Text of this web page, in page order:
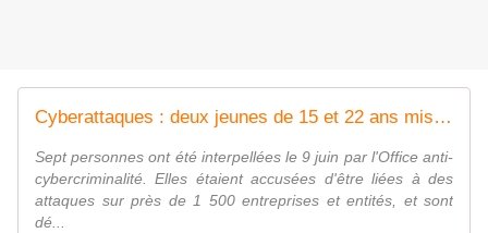
Cyberattaques : deux jeunes de 15 et 22 ans mis en examen, soupçonnés d'appartenir au groupe cybercriminel "Dumpsec"
Sept personnes ont été interpellées le 9 juin par l'Office anti-
cybercriminalité. Elles étaient accusées d'être liées à des
attaques sur près de 1 500 entreprises et entités, et sont
dé...